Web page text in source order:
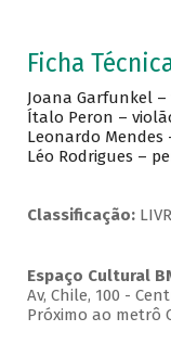
Ficha
Joana Garfunkel –
Ítalo Peron –
Leonardo
Léo Rodrigues –
Classificação:
Espaço Cultural
Av, Chile, 100 -
Próximo ao metrô